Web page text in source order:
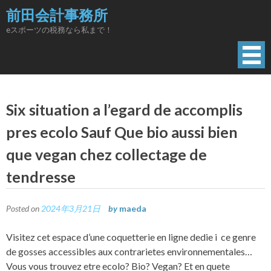
Skip
to
content
前田会計事務所
eスポーツの税務なら私まで！
Six situation a l’egard de accomplis
pres ecolo Sauf Que bio aussi bien
que vegan chez collectage de
tendresse
Posted on 2024年3月21日 by maeda
Visitez cet espace d’une coquetterie en ligne dedie i ce genre
de gosses accessibles aux contrarietes environnementales…
Vous vous trouvez etre ecolo? Bio? Vegan? Et en quete